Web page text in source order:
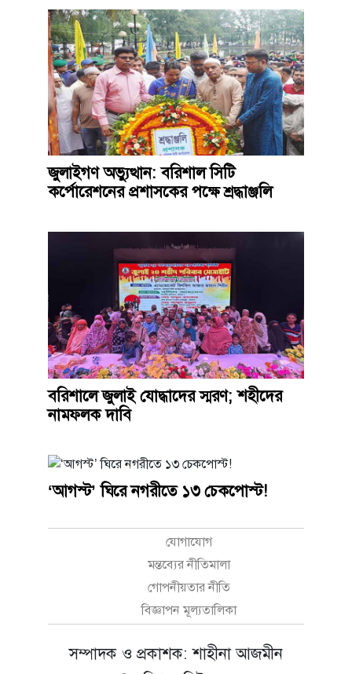
জুলাইগণ অভ্যুত্থান: বরিশাল সিটি
কর্পোরেশনের প্রশাসকের পক্ষে শ্রদ্ধাঞ্জলি
বরিশালে জুলাই যোদ্ধাদের স্মরণ; শহীদের
নামফলক দাবি
‘আগস্ট’ ঘিরে নগরীতে ১৩ চেকপোস্ট!
যোগাযোগ
মন্তব্যের নীতিমালা
গোপনীয়তার নীতি
বিজ্ঞাপন মূল্যতালিকা
সম্পাদক ও প্রকাশক: শাহীনা আজমীন